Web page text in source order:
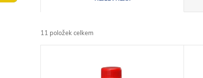
a
z
11 položek celkem